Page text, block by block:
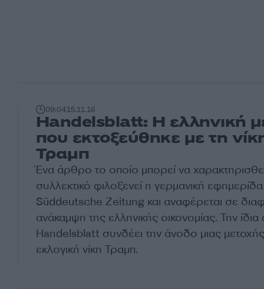
09:0415.11.16
Handelsblatt: Η ελληνική
που εκτοξεύθηκε με τη
Τραμπ
Ένα άρθρο το οποίο μπορεί να
συλλεκτικό φιλοξενεί η γερμανική εφημερίδα
Süddeutsche Zeitung και αναφέρεται σε
ανάκαμψη της ελληνικής οικονομίας. Την
Handelsblatt συνδέει την άνοδο μιας
εκλογική νίκη Τραμπ.